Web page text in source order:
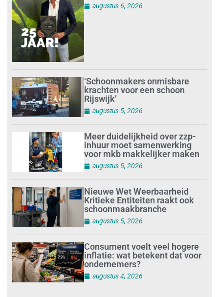
augustus 6, 2026
‘Schoonmakers onmisbare
krachten voor een schoon
Rijswijk’
augustus 5, 2026
Meer duidelijkheid over zzp-
inhuur moet samenwerking
voor mkb makkelijker maken
augustus 5, 2026
Nieuwe Wet Weerbaarheid
Kritieke Entiteiten raakt ook
schoonmaakbranche
augustus 5, 2026
Consument voelt veel hogere
inflatie: wat betekent dat voor
ondernemers?
augustus 4, 2026